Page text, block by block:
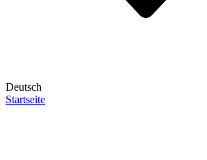
Deutsch
Startseite